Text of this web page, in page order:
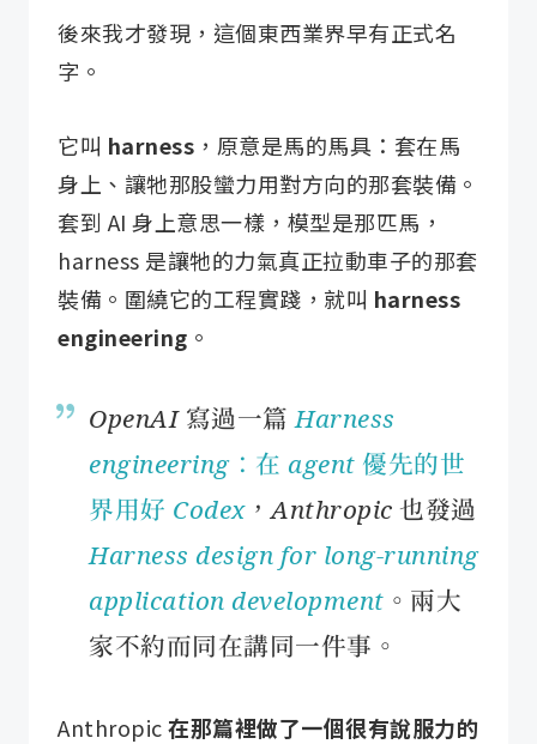
後來我才發現，這個東西業界早有正式名
字。
它叫 harness ，原意是馬的馬具：套在馬
身上、讓牠那股蠻力用對方向的那套裝備。
套到 AI 身上意思一樣，模型是那匹馬，
harness 是讓牠的力氣真正拉動車子的那套
裝備。圍繞它的工程實踐，就叫 harness
engineering 。
OpenAI 寫過一篇Harness
engineering：在 agent 優先的世
界用好 Codex，Anthropic 也發過
Harness design for long-running
application development 。兩大
家不約而同在講同一件事。
Anthropic在那篇裡做了一個很有說服力的